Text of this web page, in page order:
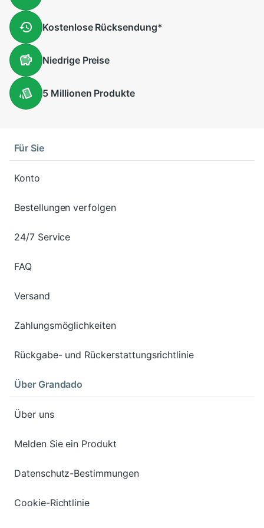
KostenloseRücksendung*
NiedrigePreise
5 Millionen Produkte
Für Sie
Konto
Bestellungen verfolgen
24/7 Service
FAQ
Versand
Zahlungsmöglichkeiten
Rückgabe- und Rückerstattungsrichtlinie
Über Grandado
Über uns
Melden Sie ein Produkt
Datenschutz-Bestimmungen
Cookie-Richtlinie